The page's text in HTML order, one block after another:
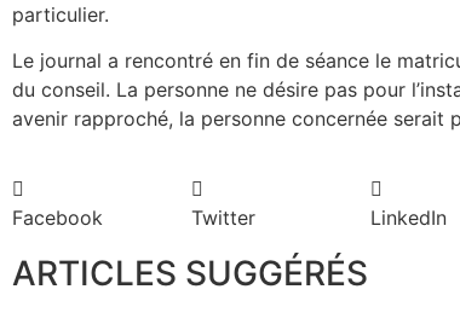
particulier.
Le journal a rencontré en fin de séance le
du conseil. La personne ne désire pas pour
avenir rapproché, la personne concernée
Facebook Twitter LinkedIn
ARTICLES SUGGÉRÉS